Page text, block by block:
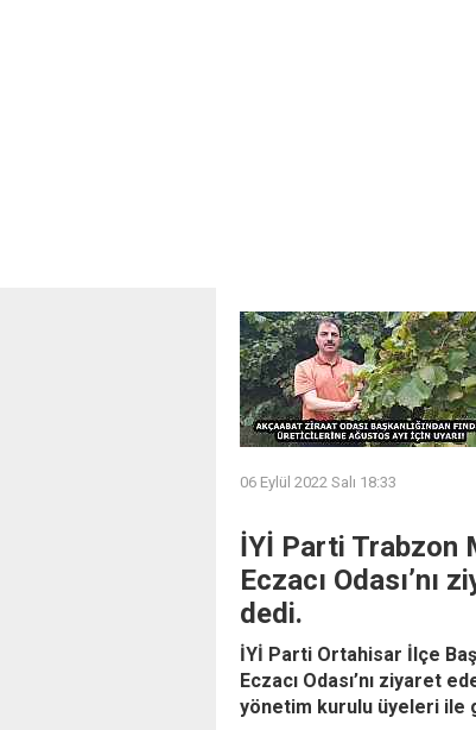
06 Eylül 2022 Salı 18:33
İYİ Parti Trabzon
Eczacı Odası’nı
dedi.
İYİ Parti Ortahisar İlçe
Eczacı Odası’nı ziyaret
yönetim kurulu üyeleri ile